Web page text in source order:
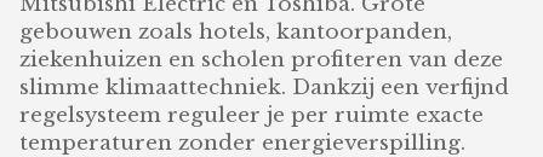
gebouwen zoals hotels, kantoorpanden,
ziekenhuizen en scholen profiteren van deze
slimme klimaattechniek. Dankzij een verfijnd
regelsysteem reguleer je per ruimte exacte
temperaturen zonder energieverspilling.